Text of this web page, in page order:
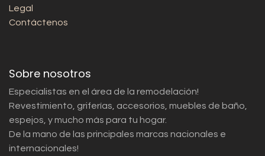
Legal
Contáctenos
Sobre nosotros
Especialistas en el área de la remodelación!
Revestimiento, griferías, accesorios, muebles de baño,
espejos, y mucho más para tu hogar.
De la mano de las principales marcas nacionales e
internacionales!